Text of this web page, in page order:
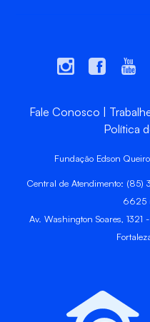
Fale Conosco
Política
Fundação Edson
Central de Atendimento:
6625
Av. Washington Soares,